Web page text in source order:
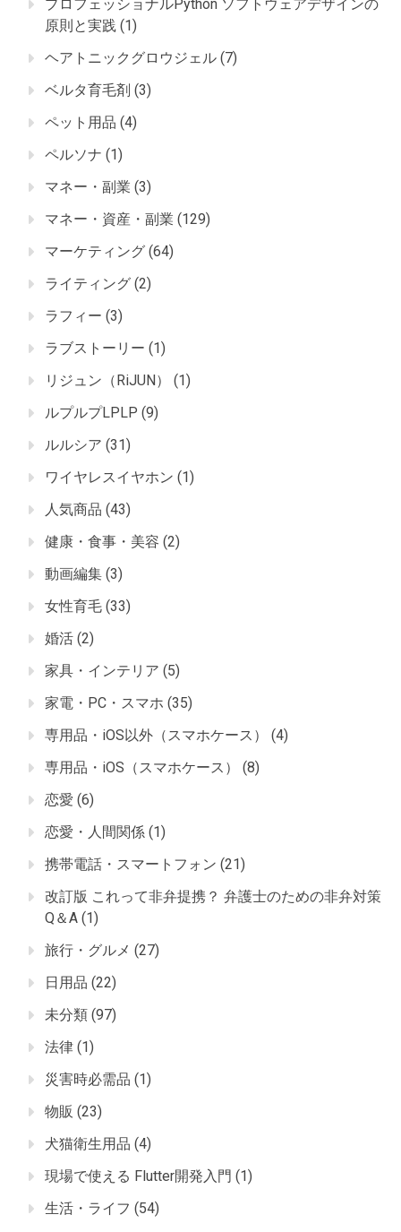
プロフェッショナルPython ソフトウェアデザインの
原則と実践 (1)
ヘアトニックグロウジェル (7)
ベルタ育毛剤 (3)
ペット用品 (4)
ペルソナ (1)
マネー・副業 (3)
マネー・資産・副業 (129)
マーケティング (64)
ライティング (2)
ラフィー (3)
ラブストーリー (1)
リジュン（RiJUN）
(1)
ルプルプLPLP (9)
ルルシア (31)
ワイヤレスイヤホン (1)
人気商品 (43)
健康・食事・美容 (2)
動画編集 (3)
女性育毛 (33)
婚活 (2)
家具・インテリア (5)
家電・PC・スマホ (35)
専用品・iOS以外（スマホケース）
(4)
専用品・iOS（スマホケース）
(8)
恋愛 (6)
恋愛・人間関係 (1)
携帯電話・スマートフォン (21)
改訂版 これって非弁提携？ 弁護士のための非弁対策
Q＆A (1)
旅行・グルメ (27)
日用品 (22)
未分類 (97)
法律 (1)
災害時必需品 (1)
物販 (23)
犬猫衛生用品 (4)
現場で使える Flutter開発入門 (1)
生活・ライフ (54)